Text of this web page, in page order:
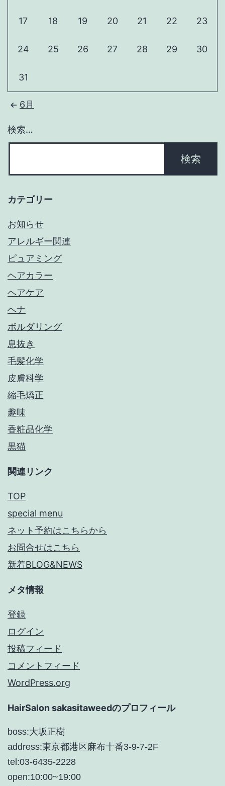
17 18 19 20 21 22 23
24 25 26 27 28 29 30
31
6月
検索…
カテゴリー
お知らせ
アレルギー関連
ピュアミング
ヘアカラー
ヘアケア
ヘナ
ボルダリング
息抜き
毛髪化学
皮膚科学
縮毛矯正
趣味
香粧品化学
黒猫
関連リンク
TOP
special menu
ネット予約はこちらから
お問合せはこちら
新着BLOG&NEWS
メタ情報
登録
ログイン
投稿フィード
コメントフィード
WordPress.org
HairSalon sakasitaweedのプロフィール
boss:大坂正樹
address:東京都港区麻布十番3-9-7-2F
tel:03-6435-2228
open:10:00~19:00